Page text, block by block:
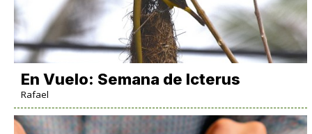
En Vuelo: Semana de Icterus
Rafael